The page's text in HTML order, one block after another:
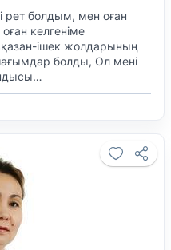
рет болдым, мен оған
келгеніме
ішек жолдарының
болды, Ол мені